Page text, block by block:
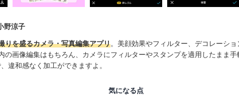
野涼子
りを盛るカメラ・写真編集アプリ。美顔効果やフィルター、デコレーシ
の画像編集はもちろん、カメラにフィルターやスタンプを適用したまま手
違和感なく加工ができますよ。
気になる点